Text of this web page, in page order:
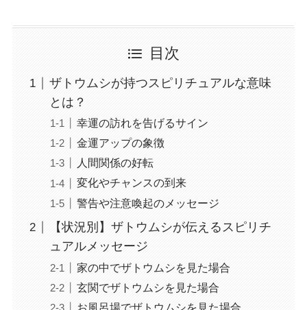
目次
ザトウムシが持つスピリチュアルな意味
とは？
幸運の訪れを告げるサイン
金運アップの象徴
人間関係の好転
変化やチャンスの到来
警告や注意喚起のメッセージ
【状況別】ザトウムシが伝えるスピリチ
ュアルメッセージ
家の中でザトウムシを見た場合
玄関でザトウムシを見た場合
お風呂場でザトウムシを見た場合